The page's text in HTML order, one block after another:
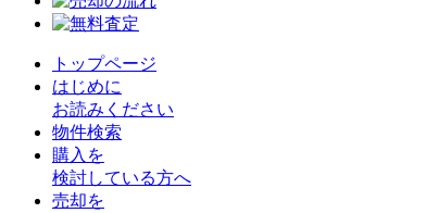
トップページ
はじめに
お読みください
物件検索
購入を
検討している方へ
売却を